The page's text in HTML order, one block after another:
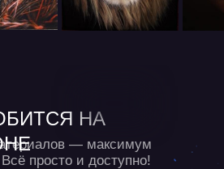
— максимум
просто и доступно!
НА